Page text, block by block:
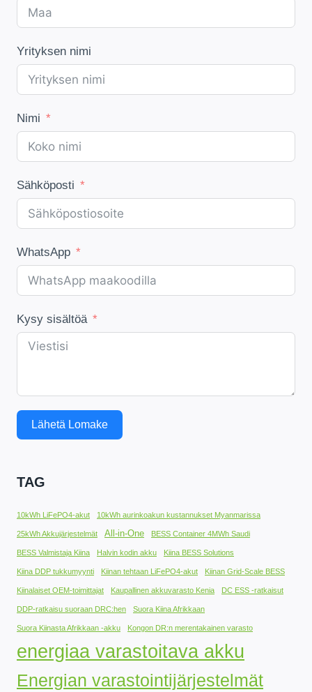
Yrityksen nimi
Nimi
Sähköposti
WhatsApp
Kysy sisältöä
Lähetä Lomake
TAG
10kWh LiFePO4-akut 10kWh aurinkoakun kustannukset Myanmarissa
25kWh Akkujärjestelmät All-in-One BESS Container 4MWh Saudi
BESS Valmistaja Kiina Halvin kodin akku Kiina BESS Solutions
Kiina DDP tukkumyynti Kiinan tehtaan LiFePO4-akut Kiinan Grid-Scale BESS
Kiinalaiset OEM-toimittajat Kaupallinen akkuvarasto Kenia DC ESS -ratkaisut
DDP-ratkaisu suoraan DRC:hen Suora Kiina Afrikkaan
Suora Kiinasta Afrikkaan -akku Kongon DR:n merentakainen varasto
energiaa varastoitava akku
Energian varastointijärjestelmät